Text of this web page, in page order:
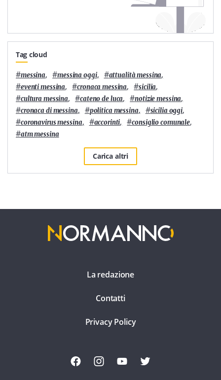
Tag cloud
#messina, #messina oggi, #attualità messina,
#eventi messina, #cronaca messina, #sicilia,
#cultura messina, #cateno de luca, #notizie messina,
#cronaca di messina, #politica messina, #sicilia oggi,
#coronavirus messina, #accorinti, #consiglio comunale,
#atm messina
Carica altri
La redazione
Contatti
Privacy Policy